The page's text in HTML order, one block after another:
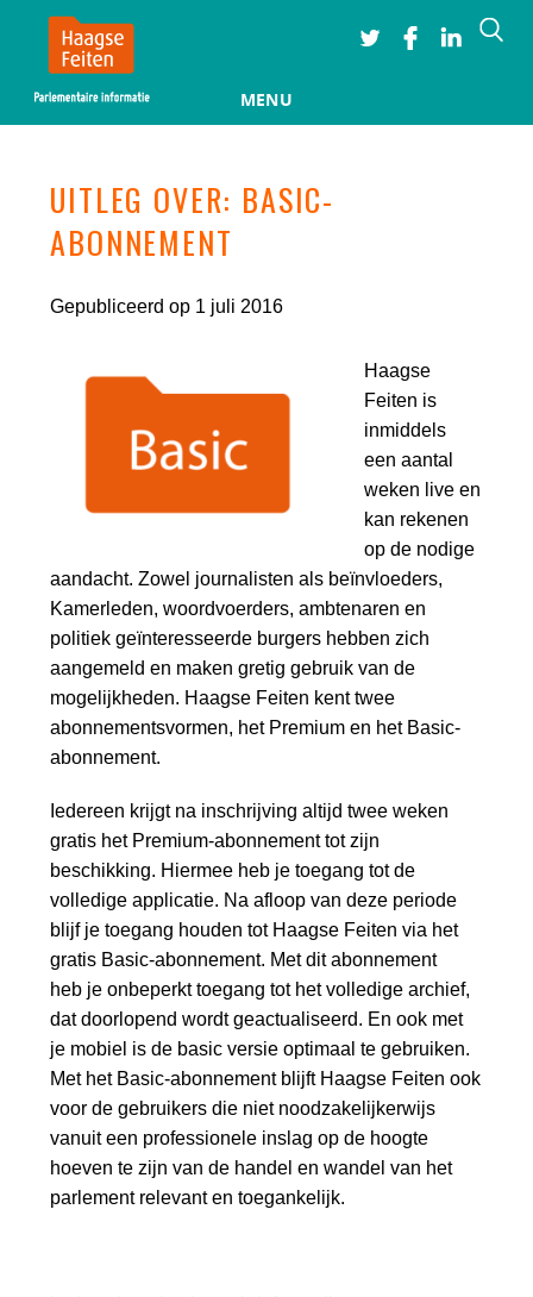
Search
MENU
UITLEG OVER: BASIC-
ABONNEMENT
Gepubliceerd op 1 juli 2016
Haagse
Feiten is
inmiddels
een aantal
weken live en
kan rekenen
op de nodige
aandacht. Zowel journalisten als beïnvloeders,
Kamerleden, woordvoerders, ambtenaren en
politiek geïnteresseerde burgers hebben zich
aangemeld en maken gretig gebruik van de
mogelijkheden. Haagse Feiten kent twee
abonnementsvormen, het Premium en het Basic-
abonnement.
Iedereen krijgt na inschrijving altijd twee weken
gratis het Premium-abonnement tot zijn
beschikking. Hiermee heb je toegang tot de
volledige applicatie. Na afloop van deze periode
blijf je toegang houden tot Haagse Feiten via het
gratis Basic-abonnement. Met dit abonnement
heb je onbeperkt toegang tot het volledige archief,
dat doorlopend wordt geactualiseerd. En ook met
je mobiel is de basic versie optimaal te gebruiken.
Met het Basic-abonnement blijft Haagse Feiten ook
voor de gebruikers die niet noodzakelijkerwijs
vanuit een professionele inslag op de hoogte
hoeven te zijn van de handel en wandel van het
parlement relevant en toegankelijk.